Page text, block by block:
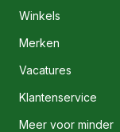
Winkels
Merken
Vacatures
Klantenservice
Meer voor minder